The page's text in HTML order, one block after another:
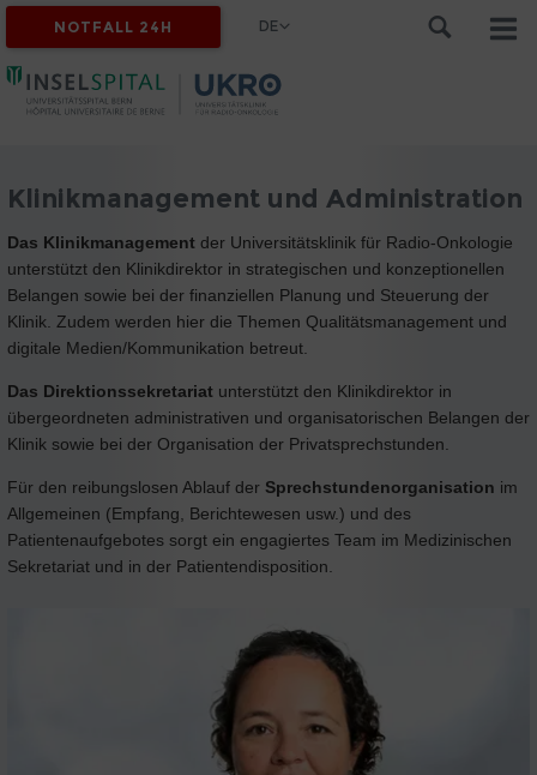
NOTFALL 24H DE
Klinikmanagement und Administration
Das Klinikmanagement der Universitätsklinik für Radio-Onkologie
unterstützt den Klinikdirektor in strategischen und konzeptionellen
Belangen sowie bei der finanziellen Planung und Steuerung der
Klinik. Zudem werden hier die Themen Qualitätsmanagement und
digitale Medien/Kommunikation betreut.
Das Direktionssekretariat unterstützt den Klinikdirektor in
übergeordneten administrativen und organisatorischen Belangen der
Klinik sowie bei der Organisation der Privatsprechstunden.
Für den reibungslosen Ablauf der Sprechstundenorganisation im
Allgemeinen (Empfang, Berichtewesen usw.) und des
Patientenaufgebotes sorgt ein engagiertes Team im Medizinischen
Sekretariat und in der Patientendisposition.